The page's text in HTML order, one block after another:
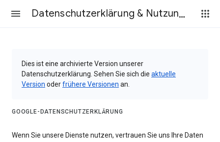
Datenschutzerklärung & Nutzungsbedingungen
Dies ist eine archivierte Version unserer
Datenschutzerklärung. Sehen Sie sich die aktuelle
Version oderfrühere Versionen an.
GOOGLE-DATENSCHUTZERKLÄRUNG
Wenn Sie unsere Dienste nutzen, vertrauen Sie uns Ihre Daten